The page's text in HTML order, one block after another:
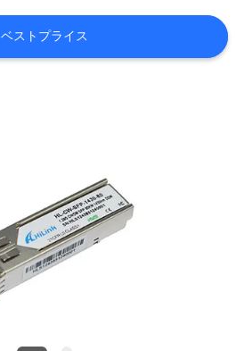
ベストプライス